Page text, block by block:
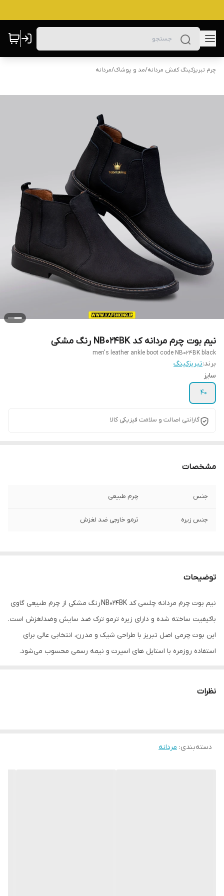
چرم تبریزکینگ کفش مردانه/مد و پوشاک/مردانه
نیم بوت چرم مردانه کد NB024BK رنگ مشکی
men's leather ankle boot code NB024BK black
برند:تبریزکینگ
سایز
40
گارانتی اصالت و سلامت فیزیکی کالا
مشخصات
جنس چرم طبیعی
جنس زیره ترمو خارجی ضد لغزش
توضیحات
نیم بوت چرم مردانه چلسی کد NB024BK رنگ مشکی از چرم طبیعی گاوی
باکیفیت ساخته شده و دارای زیره ترمو ترک ضد سایش وضدلغزش است.
این بوت چرمی اصل تبریز با طراحی شیک و مدرن، انتخابی عالی برای
استفاده روزمره با استایل های اسپرت و نیمه رسمی محسوب می‌شود.
نظرات
دسته‌بندی: مردانه